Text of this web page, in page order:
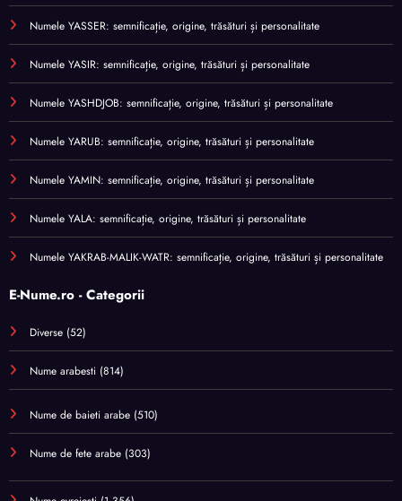
Numele YASSER: semnificație, origine, trăsături și personalitate
Numele YASIR: semnificație, origine, trăsături și personalitate
Numele YASHDJOB: semnificație, origine, trăsături și personalitate
Numele YARUB: semnificație, origine, trăsături și personalitate
Numele YAMIN: semnificație, origine, trăsături și personalitate
Numele YALA: semnificație, origine, trăsături și personalitate
Numele YAKRAB-MALIK-WATR: semnificație, origine, trăsături și personalitate
E-Nume.ro - Categorii
Diverse (52)
Nume arabesti (814)
Nume de baieti arabe (510)
Nume de fete arabe (303)